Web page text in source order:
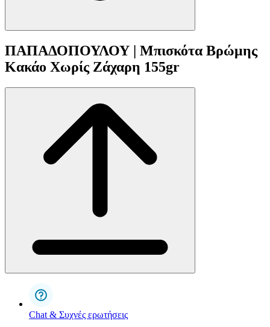
ΠΑΠΑΔΟΠΟΥΛΟΥ | Μπισκότα Βρώμης
Κακάο Χωρίς Ζάχαρη 155gr
Chat & Συχνές ερωτήσεις